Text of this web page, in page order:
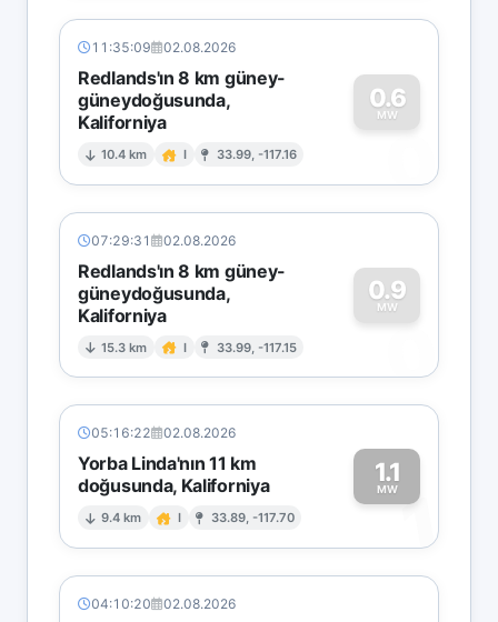
11:35:09 02.08.2026
Redlands'ın 8 km güney-
güneydoğusunda,
Kaliforniya
10.4 km I 33.99, -117.16
0.6
MW
0
07:29:31 02.08.2026
Redlands'ın 8 km güney-
güneydoğusunda,
Kaliforniya
15.3 km I 33.99, -117.15
0.9
MW
0
05:16:22 02.08.2026
Yorba Linda'nın 11 km
doğusunda, Kaliforniya
9.4 km I 33.89, -117.70
1.1
MW1
04:10:20 02.08.2026